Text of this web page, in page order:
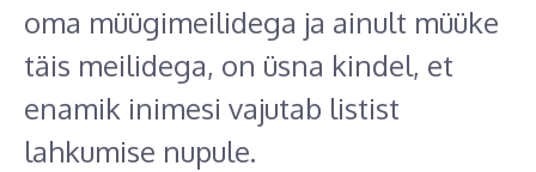
oma müügimeilidega ja ainult müüke
täis meilidega, on üsna kindel, et
enamik inimesi vajutab listist
lahkumise nupule.